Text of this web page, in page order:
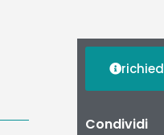
Condividi